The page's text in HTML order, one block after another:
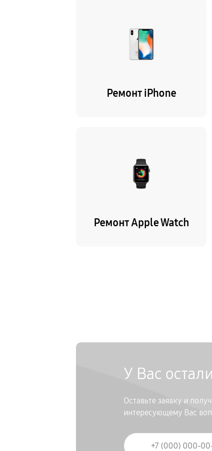
Ремонт iPhone
Ремонт Apple Watch
У Вас
Оставьте заявку и
интересующему Вас